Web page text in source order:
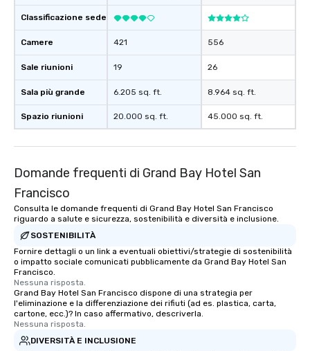
Classificazione sede
Camere
Sale riunioni
Sala più grande
Spazio riunioni
421
19
6.205 sq. ft.
20.000 sq. ft.
556
26
8.964 sq. ft.
45.000 sq. ft.
Domande frequenti di Grand Bay Hotel San
Francisco
Consulta le domande frequenti di Grand Bay Hotel San Francisco
riguardo a salute e sicurezza, sostenibilità e diversità e inclusione.
SOSTENIBILITÀ
Fornire dettagli o un link a eventuali obiettivi/strategie di sostenibilità
o impatto sociale comunicati pubblicamente da Grand Bay Hotel San
Francisco.
Nessuna risposta.
Grand Bay Hotel San Francisco dispone di una strategia per
l'eliminazione e la differenziazione dei rifiuti (ad es. plastica, carta,
cartone, ecc.)? In caso affermativo, descriverla.
Nessuna risposta.
DIVERSITÀ E INCLUSIONE